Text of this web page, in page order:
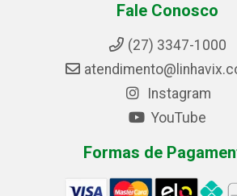
Fale Conosco
(27) 3347-1000
Instagram
YouTube
Formas de